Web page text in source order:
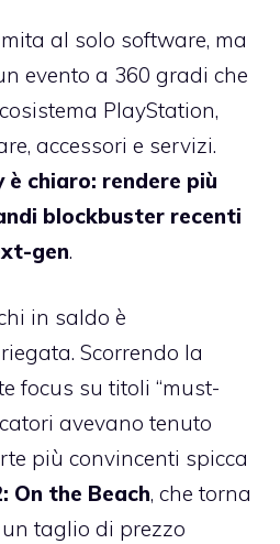
al solo software, ma
evento a 360 gradi che
PlayStation,
accessori e servizi.
è chiaro: rendere più
blockbuster recenti
gen.
in saldo è
Scorrendo la
focus su titoli “must-
avevano tenuto
più convincenti spicca
On the Beach, che torna
taglio di prezzo